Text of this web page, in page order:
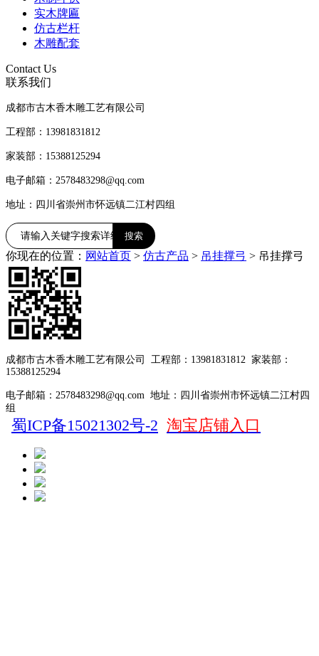
实木牌匾
仿古栏杆
木雕配套
Contact Us
联系我们
成都市古木香木雕工艺有限公司
工程部：13981831812
家装部：15388125294
电子邮箱：2578483298@qq.com
地址：四川省崇州市怀远镇二江村四组
你现在的位置： 网站首页 > 仿古产品 > 吊挂撑弓 > 吊挂撑弓
成都市古木香木雕工艺有限公司 工程部：13981831812 家装部：
15388125294
电子邮箱：2578483298@qq.com 地址：四川省崇州市怀远镇二江村四
组
蜀ICP备15021302号-2 淘宝店铺入口